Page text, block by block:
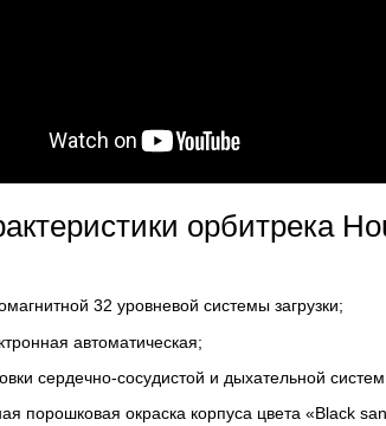
орбитрека
32 уровневой системы загрузки;
автоматическая;
сердечно-сосудистой и дыхательной
порошковая окраска корпуса цвета «Black